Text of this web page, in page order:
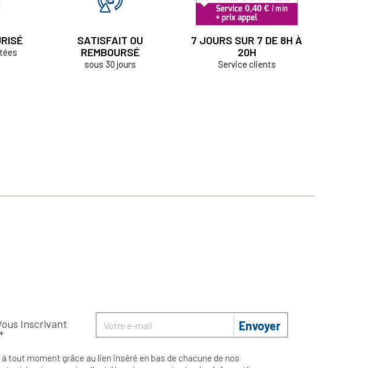
SATISFAIT OU
REMBOURSÉ
sous 30 jours
7 JOURS SUR 7 DE 8H À
20H
Service clients
Inscrivant
Envoyer
tout moment grâce au lien inséré en bas de chacune de nos